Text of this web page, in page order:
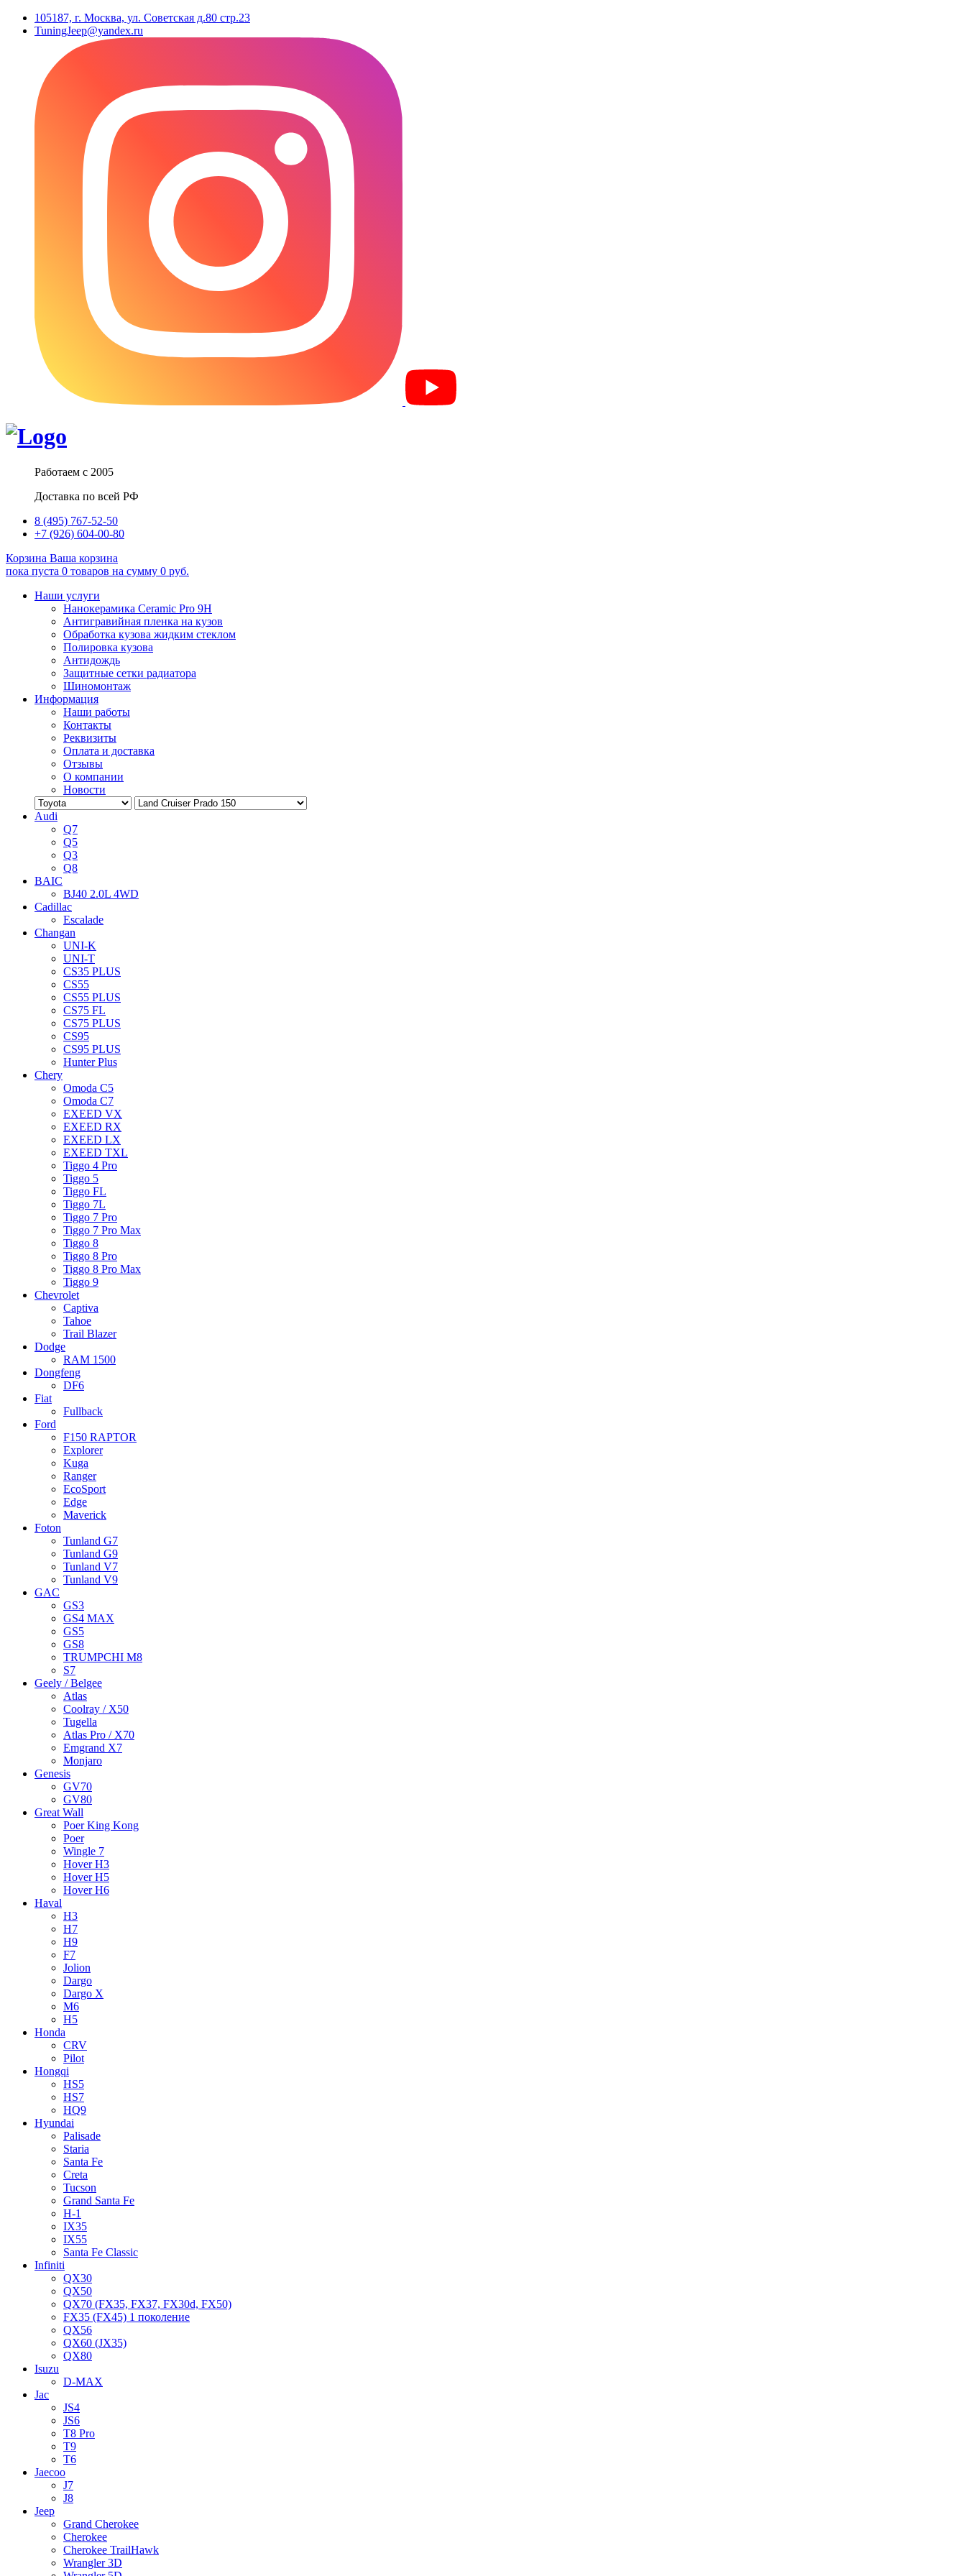
105187, г. Москва, ул. Советская д.80 стр.23
TuningJeep@yandex.ru
Работаем с 2005
Доставка по всей РФ
8 (495) 767-52-50
+7 (926) 604-00-80
Корзина Ваша корзина
пока пуста 0 товаров на сумму 0 руб.
Наши услуги
Нанокерамика Ceramic Pro 9H
Антигравийная пленка на кузов
Обработка кузова жидким стеклом
Полировка кузова
Антидождь
Защитные сетки радиатора
Шиномонтаж
Информация
Наши работы
Контакты
Реквизиты
Оплата и доставка
Отзывы
О компании
Новости
Audi
Q7
Q5
Q3
Q8
BAIC
BJ40 2.0L 4WD
Cadillac
Escalade
Changan
UNI-K
UNI-T
CS35 PLUS
CS55
CS55 PLUS
CS75 FL
CS75 PLUS
CS95
CS95 PLUS
Hunter Plus
Chery
Omoda C5
Omoda C7
EXEED VX
EXEED RX
EXEED LX
EXEED TXL
Tiggo 4 Pro
Tiggo 5
Tiggo FL
Tiggo 7L
Tiggo 7 Pro
Tiggo 7 Pro Max
Tiggo 8
Tiggo 8 Pro
Tiggo 8 Pro Max
Tiggo 9
Chevrolet
Captiva
Tahoe
Trail Blazer
Dodge
RAM 1500
Dongfeng
DF6
Fiat
Fullback
Ford
F150 RAPTOR
Explorer
Kuga
Ranger
EcoSport
Edge
Maverick
Foton
Tunland G7
Tunland G9
Tunland V7
Tunland V9
GAC
GS3
GS4 MAX
GS5
GS8
TRUMPCHI M8
S7
Geely / Belgee
Atlas
Coolray / X50
Tugella
Atlas Pro / X70
Emgrand X7
Monjaro
Genesis
GV70
GV80
Great Wall
Poer King Kong
Poer
Wingle 7
Hover H3
Hover H5
Hover H6
Haval
H3
H7
H9
F7
Jolion
Dargo
Dargo X
M6
H5
Honda
CRV
Pilot
Hongqi
HS5
HS7
HQ9
Hyundai
Palisade
Staria
Santa Fe
Creta
Tucson
Grand Santa Fe
H-1
IX35
IX55
Santa Fe Classic
Infiniti
QX30
QX50
QX70 (FX35, FX37, FX30d, FX50)
FX35 (FX45) 1 поколение
QX56
QX60 (JX35)
QX80
Isuzu
D-MAX
Jac
JS4
JS6
T8 Pro
T9
T6
Jaecoo
J7
J8
Jeep
Grand Cherokee
Cherokee
Cherokee TrailHawk
Wrangler 3D